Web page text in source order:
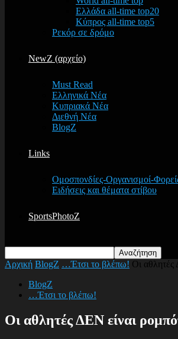
Ελλάδα all-time top20
Κύπρος all-time top5
Ρεκόρ σε δρόμο
NewZ (αρχείο)
Must Read
Ελληνικά Νέα
Κυπριακά Νέα
Διεθνή Νέα
BlogZ
Links
Ομοσπονδίες-Οργανισμοί-
Ειδήσεις και θέματα στίβου
SportsPhotoZ
Αρχική BlogZ …Έτσι το βλέπω! Οι αθλητές
BlogZ
…Έτσι το βλέπω!
Οι αθλητές ΔΕΝ είναι